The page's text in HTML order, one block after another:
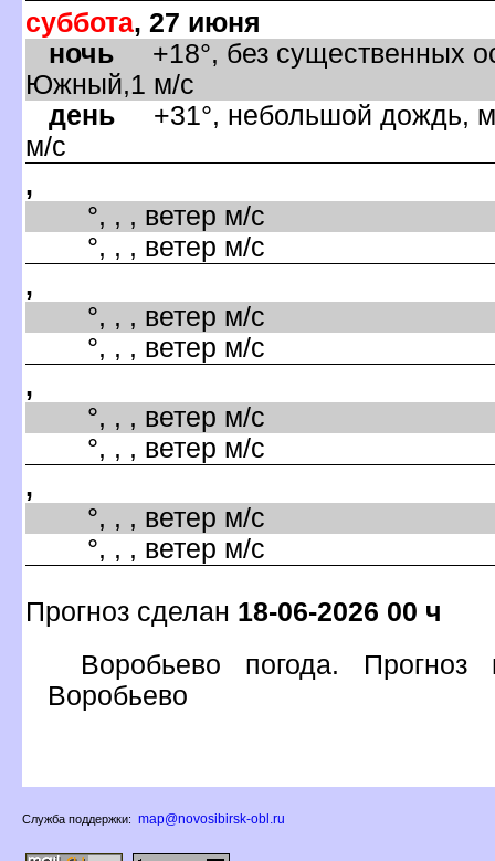
суббота, 27 июня
ночь +18°, без существенных
Южный,1 м/с
день +31°, небольшой дождь,
м/с
,
°, , , ветер м/с
°, , , ветер м/с
,
°, , , ветер м/с
°, , , ветер м/с
,
°, , , ветер м/с
°, , , ветер м/с
,
°, , , ветер м/с
°, , , ветер м/с
Прогноз сделан 18-06-2026 00 ч
оробьево погода.
оробьево
Служба поддержки: map@novosibirsk-obl.ru